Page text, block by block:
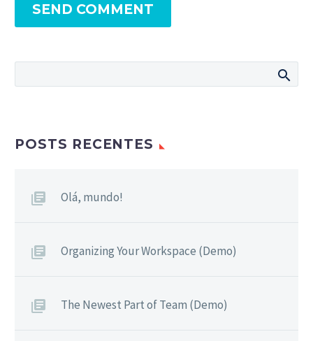
SEND COMMENT
POSTS RECENTES
Olá, mundo!
Organizing Your Workspace (Demo)
The Newest Part of Team (Demo)